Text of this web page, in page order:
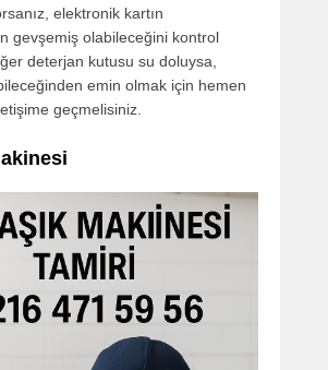
elektronik kartın
gevşemiş olabileceğini kontrol
deterjan kutusu su doluysa,
emin olmak için hemen
geçmelisiniz.